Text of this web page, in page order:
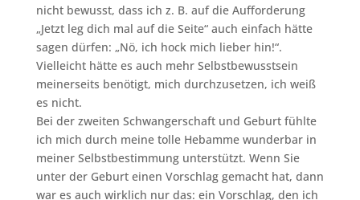
nicht bewusst, dass ich z. B. auf die Aufforderung
„Jetzt leg dich mal auf die Seite“ auch einfach hätte
sagen dürfen: „Nö, ich hock mich lieber hin!“.
Vielleicht hätte es auch mehr Selbstbewusstsein
meinerseits benötigt, mich durchzusetzen, ich weiß
es nicht.
Bei der zweiten Schwangerschaft und Geburt fühlte
ich mich durch meine tolle Hebamme wunderbar in
meiner Selbstbestimmung unterstützt. Wenn Sie
unter der Geburt einen Vorschlag gemacht hat, dann
war es auch wirklich nur das: ein Vorschlag, den ich